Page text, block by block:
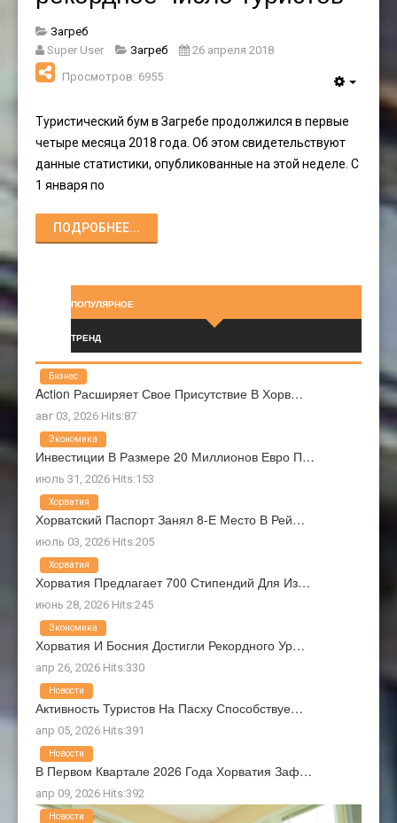
Загреб
Super User
Загреб
26 апреля 2018
Просмотров: 6955
Туристический бум в Загребе продолжился в первые
четыре месяца 2018 года. Об этом свидетельствуют
данные статистики, опубликованные на этой неделе. С
1 января по
ПОДРОБНЕЕ...
ПОПУЛЯРНОЕ
ТРЕНД
Action Расширяет Свое Присутствие В Хорв…
авг 03, 2026 Hits:87
Бизнес
Инвестиции В Размере 20 Миллионов Евро П…
июль 31, 2026 Hits:153
Экономика
Хорватский Паспорт Занял 8-Е Место В Рей…
июль 03, 2026 Hits:205
Хорватия
Хорватия Предлагает 700 Стипендий Для Из…
июнь 28, 2026 Hits:245
Хорватия
Хорватия И Босния Достигли Рекордного Ур…
апр 26, 2026 Hits:330
Экономика
Активность Туристов На Пасху Способствуе…
апр 05, 2026 Hits:391
Новости
В Первом Квартале 2026 Года Хорватия Заф…
апр 09, 2026 Hits:392
Новости
Новости